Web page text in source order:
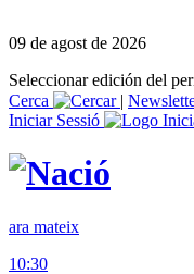
09 de agost de 2026
Seleccionar edición del
Cerca
|
Iniciar Sessió
ara mateix
10:30